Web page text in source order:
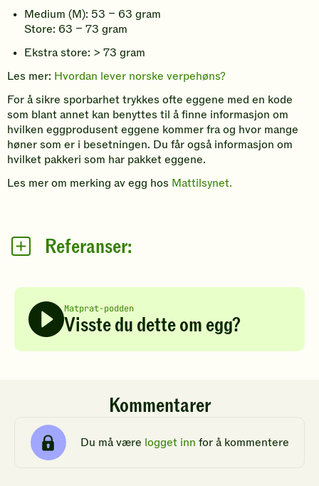
Medium (M): 53 – 63 gram
Store: 63 – 73 gram
Ekstra store: > 73 gram
Les mer: Hvordan lever norske verpehøns?
For å sikre sporbarhet trykkes ofte eggene med en kode
som blant annet kan benyttes til å finne informasjon om
hvilken eggprodusent eggene kommer fra og hvor mange
høner som er i besetningen. Du får også informasjon om
hvilket pakkeri som har pakket eggene.
Les mer om merking av egg hos Mattilsynet.
Referanser:
Matprat-podden
Visste du dette om egg?
Kommentarer
Du må være logget inn for å kommentere